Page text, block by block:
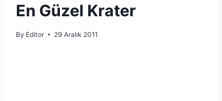
En Güzel Krater
By Editor 29 Aralık 2011